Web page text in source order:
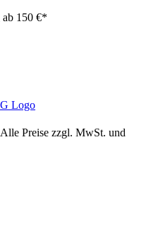
ab 150 €*
Preise zzgl. MwSt. und